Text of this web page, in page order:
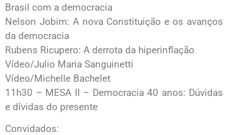
Brasil com a democracia
Nelson Jobim: A nova Constituição e os avanços
da democracia
Rubens Ricupero: A derrota da hiperinflação
Vídeo/Julio Maria Sanguinetti
Vídeo/Michelle Bachelet
11h30 – MESA II – Democracia 40 anos: Dúvidas
e dívidas do presente
Convidados: